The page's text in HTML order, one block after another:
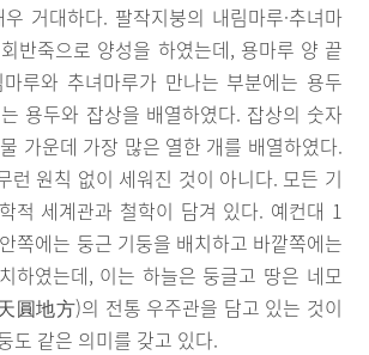
거대하다. 팔작지붕의 내림마루·추녀마
반죽으로 양성을 하였는데, 용마루 양 끝
루와 추녀마루가 만나는 부분에는 용두
용두와 잡상을 배열하였다. 잡상의 숫자
가운데 가장 많은 열한 개를 배열하였다.
런 원칙 없이 세워진 것이 아니다. 모든 기
적 세계관과 철학이 담겨 있다. 예컨대 1
쪽에는 둥근 기둥을 배치하고 바깥쪽에는
하였는데, 이는 하늘은 둥글고 땅은 네모
圓地方)의 전통 우주관을 담고 있는 것이
도 같은 의미를 갖고 있다.